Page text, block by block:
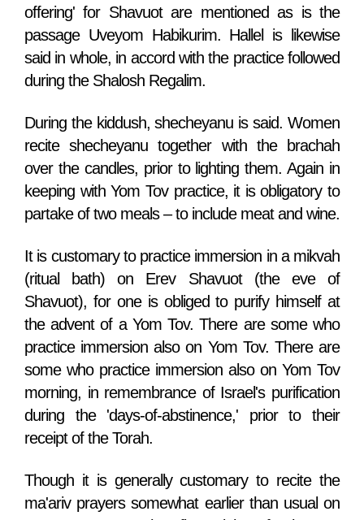
offering' for Shavuot are mentioned as is the
passage Uveyom Habikurim. Hallel is likewise
said in whole, in accord with the practice followed
during the Shalosh Regalim.
During the kiddush, shecheyanu is said. Women
recite shecheyanu together with the brachah
over the candles, prior to lighting them. Again in
keeping with Yom Tov practice, it is obligatory to
partake of two meals – to include meat and wine.
It is customary to practice immersion in a mikvah
(ritual bath) on Erev Shavuot (the eve of
Shavuot), for one is obliged to purify himself at
the advent of a Yom Tov. There are some who
practice immersion also on Yom Tov. There are
some who practice immersion also on Yom Tov
morning, in remembrance of Israel's purification
during the 'days-of-abstinence,' prior to their
receipt of the Torah.
Though it is generally customary to recite the
ma'ariv prayers somewhat earlier than usual on